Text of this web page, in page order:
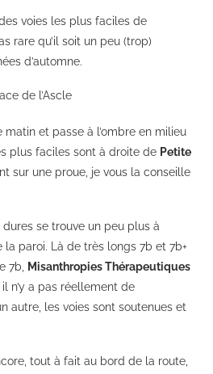
voies les plus faciles de
rare qu’il soit un peu (trop)
d’automne.
et passe à l’ombre en milieu
plus faciles sont à droite de Petite
sur une proue, je vous la conseille
se trouve un peu plus à
paroi. Là de très longs 7b et 7b+
7b, Misanthropies Thérapeutiques
il n’y a pas réellement de
autre, les voies sont soutenues et
tout à fait au bord de la route,